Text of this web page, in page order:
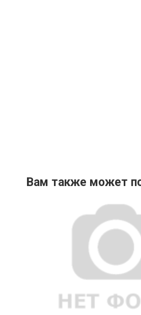
Вам также может